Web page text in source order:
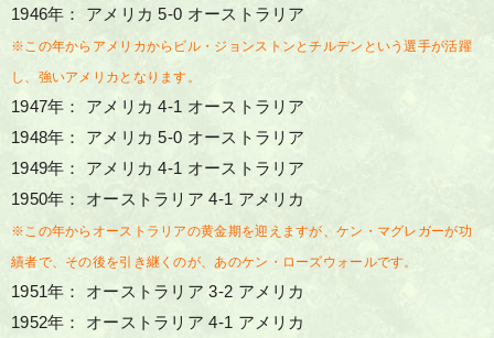
1946年： アメリカ 5-0 オーストラリア
※この年からアメリカからビル・ジョンストンとチルデンという選手が活躍
し、強いアメリカとなります。
1947年： アメリカ 4-1 オーストラリア
1948年： アメリカ 5-0 オーストラリア
1949年： アメリカ 4-1 オーストラリア
1950年： オーストラリア 4-1 アメリカ
※この年からオーストラリアの黄金期を迎えますが、ケン・マグレガーが功
績者で、その後を引き継くのが、あのケン・ローズウォールです。
1951年： オーストラリア 3-2 アメリカ
1952年： オーストラリア 4-1 アメリカ